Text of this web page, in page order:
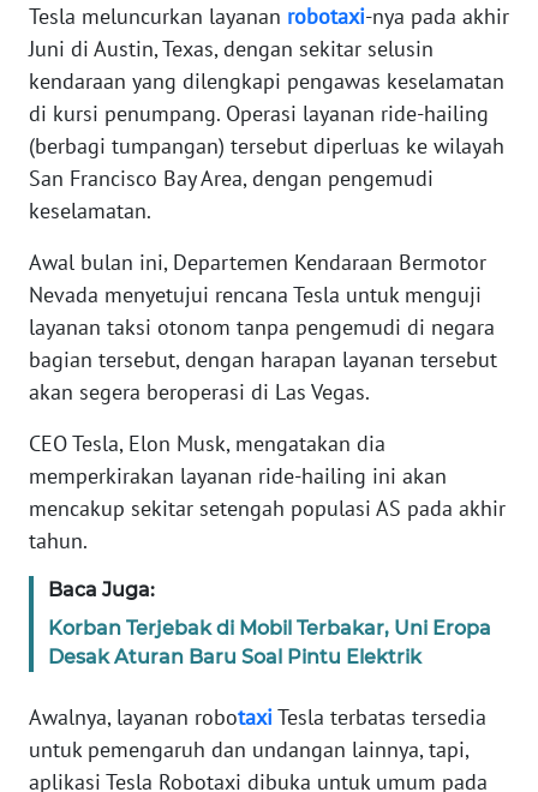
Tesla meluncurkan layanan robotaxi-nya pada akhir
Juni di Austin, Texas, dengan sekitar selusin
kendaraan yang dilengkapi pengawas keselamatan
di kursi penumpang. Operasi layanan ride-hailing
(berbagi tumpangan) tersebut diperluas ke wilayah
San Francisco Bay Area, dengan pengemudi
keselamatan.
Awal bulan ini, Departemen Kendaraan Bermotor
Nevada menyetujui rencana Tesla untuk menguji
layanan taksi otonom tanpa pengemudi di negara
bagian tersebut, dengan harapan layanan tersebut
akan segera beroperasi di Las Vegas.
CEO Tesla, Elon Musk, mengatakan dia
memperkirakan layanan ride-hailing ini akan
mencakup sekitar setengah populasi AS pada akhir
tahun.
Baca Juga:
Korban Terjebak di Mobil Terbakar, Uni Eropa
Desak Aturan Baru Soal Pintu Elektrik
Awalnya, layanan robotaxiTesla terbatas tersedia
untuk pemengaruh dan undangan lainnya, tapi,
aplikasi Tesla Robotaxi dibuka untuk umum pada
SIBER
REDAKSI
KARIR
DISCLAIMER
News
Regional
WN
WN
JAKARTA
JABAR
WN
WN